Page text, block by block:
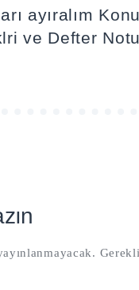
ayıralım Konu
ve Defter Notu